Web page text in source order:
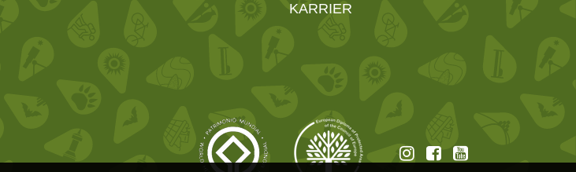
KARRIER